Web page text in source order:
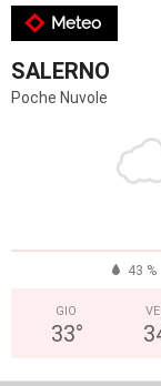
Meteo
SALERNO
Poche Nuvole
43 %
GIO
33°